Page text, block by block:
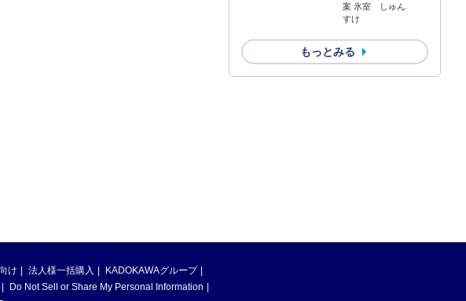
案 氷室 しゅん
すけ
もっとみる
け 法人様一括購入
KADOKAWAグループ
Do Not Sell or Share My Personal Information